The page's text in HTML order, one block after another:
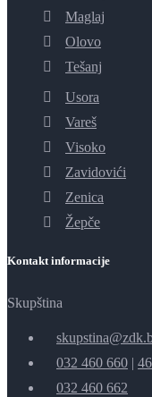
Maglaj
Olovo
Tešanj
Usora
Vareš
Visoko
Zavidovići
Zenica
Žepče
Kontakt informacije
Skupština
032 460 660 |
032 460 662